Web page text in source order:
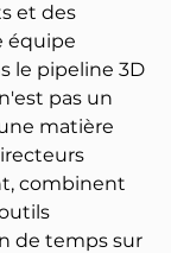
et des
équipe
le pipeline 3D
pas un
matière
combinent
de temps sur